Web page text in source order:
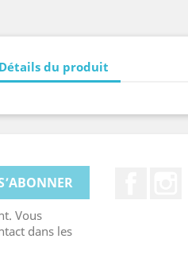
Détails du produit
Vous
dans les